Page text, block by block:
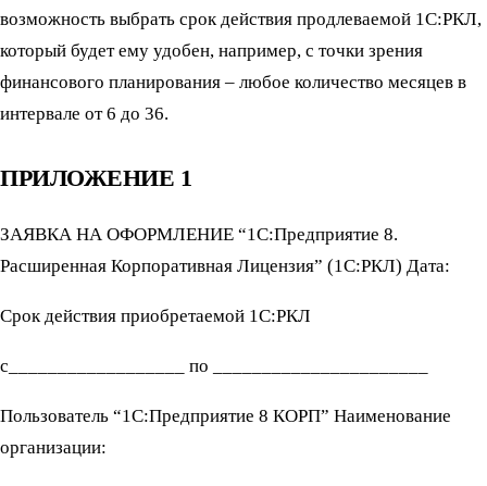
возможность выбрать срок действия продлеваемой 1С:РКЛ,
который будет ему удобен, например, с точки зрения
финансового планирования – любое количество месяцев в
интервале от 6 до 36.
ПРИЛОЖЕНИЕ 1
ЗАЯВКА НА ОФОРМЛЕНИЕ “1С:Предприятие 8.
Расширенная Корпоративная Лицензия” (1С:РКЛ) Дата:
Срок действия приобретаемой 1С:РКЛ
с__________________ по ______________________
Пользователь “1С:Предприятие 8 КОРП” Наименование
организации: